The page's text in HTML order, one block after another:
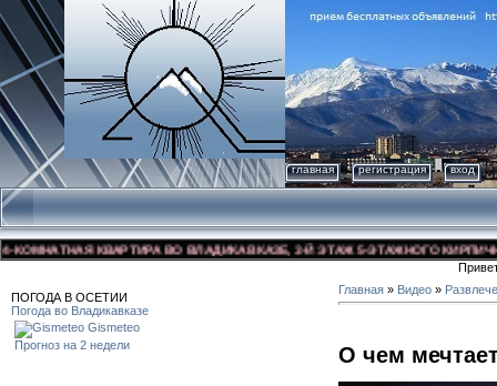
главная регистрация вход
КВАРТИРА ВО ВЛАДИКАВКАЗЕ, 3-Й ЭТАЖ 5-ЭТАЖНОГО
ПОГОДА В ОСЕТИИ
Погода во Владикавказе
Gismeteo
Прогноз на 2 недели
Главная » Видео »
О чем